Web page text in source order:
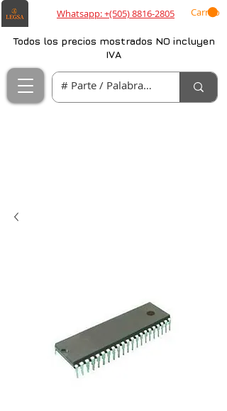
Whatsapp: +(505) 8816-2805 Carrito
Todos los precios mostrados NO incluyen
IVA